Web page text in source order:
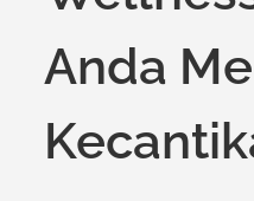
Anda